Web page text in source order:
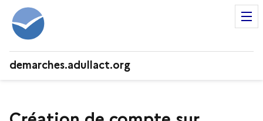
demarches.adullact.org